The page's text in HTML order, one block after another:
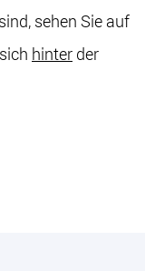
sehen Sie auf
hinter der